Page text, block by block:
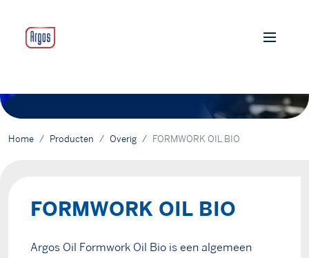
Home Producten Overig FORMWORK OIL BIO
FORMWORK OIL BIO
Argos Oil Formwork Oil Bio is een algemeen